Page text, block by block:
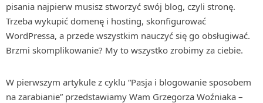
pisania najpierw musisz stworzyć swój blog, czyli stronę.
Trzeba wykupić domenę i hosting, skonfigurować
WordPressa, a przede wszystkim nauczyć się go obsługiwać.
Brzmi skomplikowanie? My to wszystko zrobimy za ciebie.
W pierwszym artykule z cyklu “Pasja i blogowanie sposobem
na zarabianie” przedstawiamy Wam Grzegorza Woźniaka –